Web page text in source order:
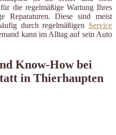
die regelmäßige Wartung Ihres
Reparaturen. Diese sind meist
durch regelmäßigen Service
kann im Alltag auf sein Auto
Know-How bei
in Thierhaupten